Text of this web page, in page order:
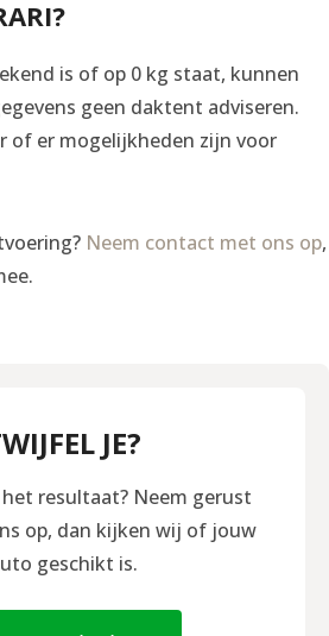
is of op 0 kg staat, kunnen
geen daktent adviseren.
of er mogelijkheden zijn voor
Neem contact met ons op,
JE?
resultaat? Neem gerust
op, dan kijken wij of jouw
geschikt is.